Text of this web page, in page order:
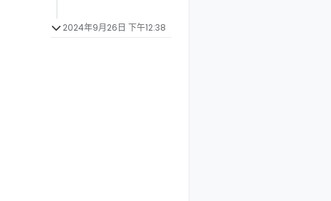
2024年9月26日 下午12:38